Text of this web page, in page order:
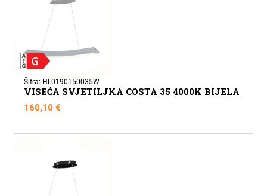
Šifra: HL0190150035W
VISEĆA SVJETILJKA COSTA 35 4000K BIJELA
160,10€